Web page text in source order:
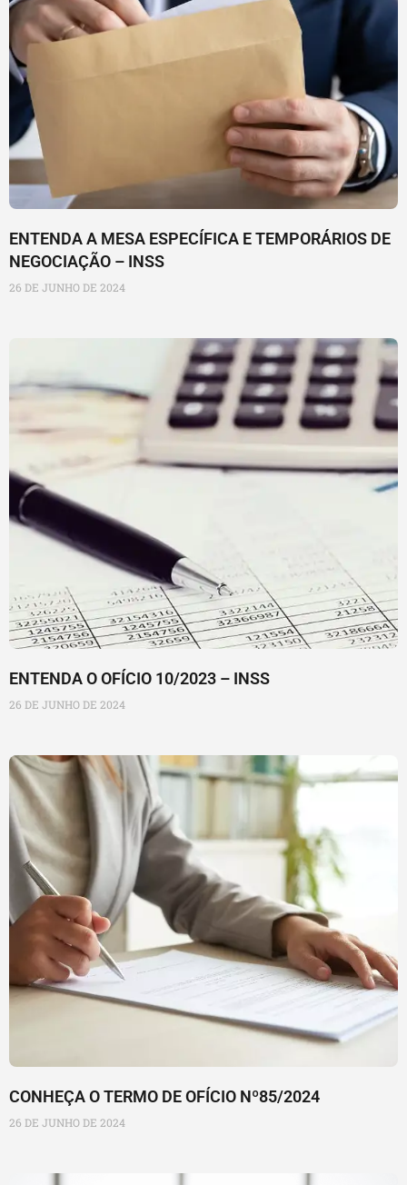
ENTENDA A MESA ESPECÍFICA E TEMPORÁRIOS DE
NEGOCIAÇÃO – INSS
26 DE JUNHO DE 2024
ENTENDA O OFÍCIO 10/2023 – INSS
26 DE JUNHO DE 2024
CONHEÇA O TERMO DE OFÍCIO Nº85/2024
26 DE JUNHO DE 2024